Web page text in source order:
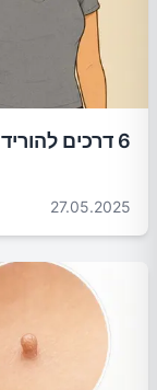
6 דרכים להוריד נפיחות בבטן תוך 24 שעות
27.05.2025